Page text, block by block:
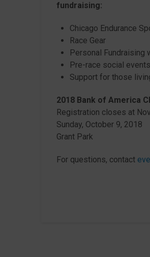
fundraising:
Chicago Endurance
Race Gear
Personal Fundraising
Pre-race social
Support for those
2018 Bank of America
Registration closes at
Sunday, October 9, 2018
Grant Park
For questions, contact